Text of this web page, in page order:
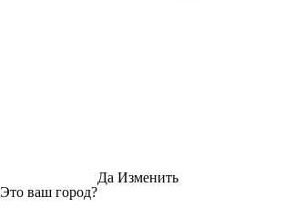
Это ваш город?
Да Изменить